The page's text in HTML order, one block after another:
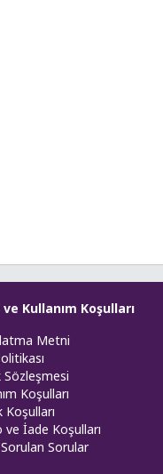
ve Kullanım Koşulları
Metni
Sözleşmesi
Koşulları
Koşulları
ve İade Koşulları
Sorulan Sorular